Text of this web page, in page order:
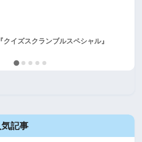
クイズスクランブルスペシャル』
記事